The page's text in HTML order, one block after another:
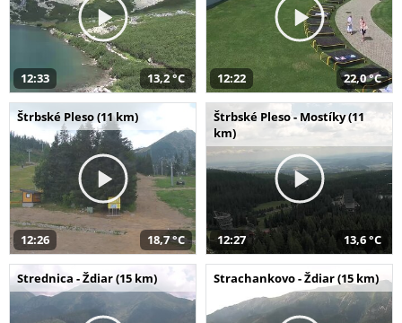
12:33 13,2 °C 12:22 22,0 °C
Štrbské Pleso (11 km)
12:26 18,7 °C
Štrbské Pleso - Mostíky (11
km)
12:27 13,6 °C
Strednica - Ždiar (15 km) Strachankovo - Ždiar (15 km)